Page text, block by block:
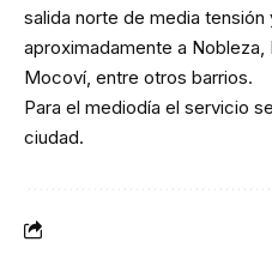
salida norte de media
aproximadamente a Nobleza,
Mocoví, entre otros barrios.
Para el mediodía el servicio
ciudad.